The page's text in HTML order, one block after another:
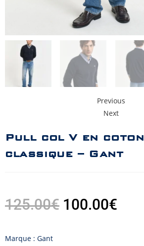
Previous
Next
Pull col V en coton
classique – Gant
125.00€ 100.00€
Marque : Gant